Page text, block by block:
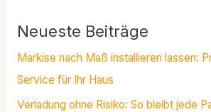
Neueste Beiträge
Markise nach Maß installieren lassen:
Service für Ihr Haus
Verladung ohne Risiko: So bleibt jede